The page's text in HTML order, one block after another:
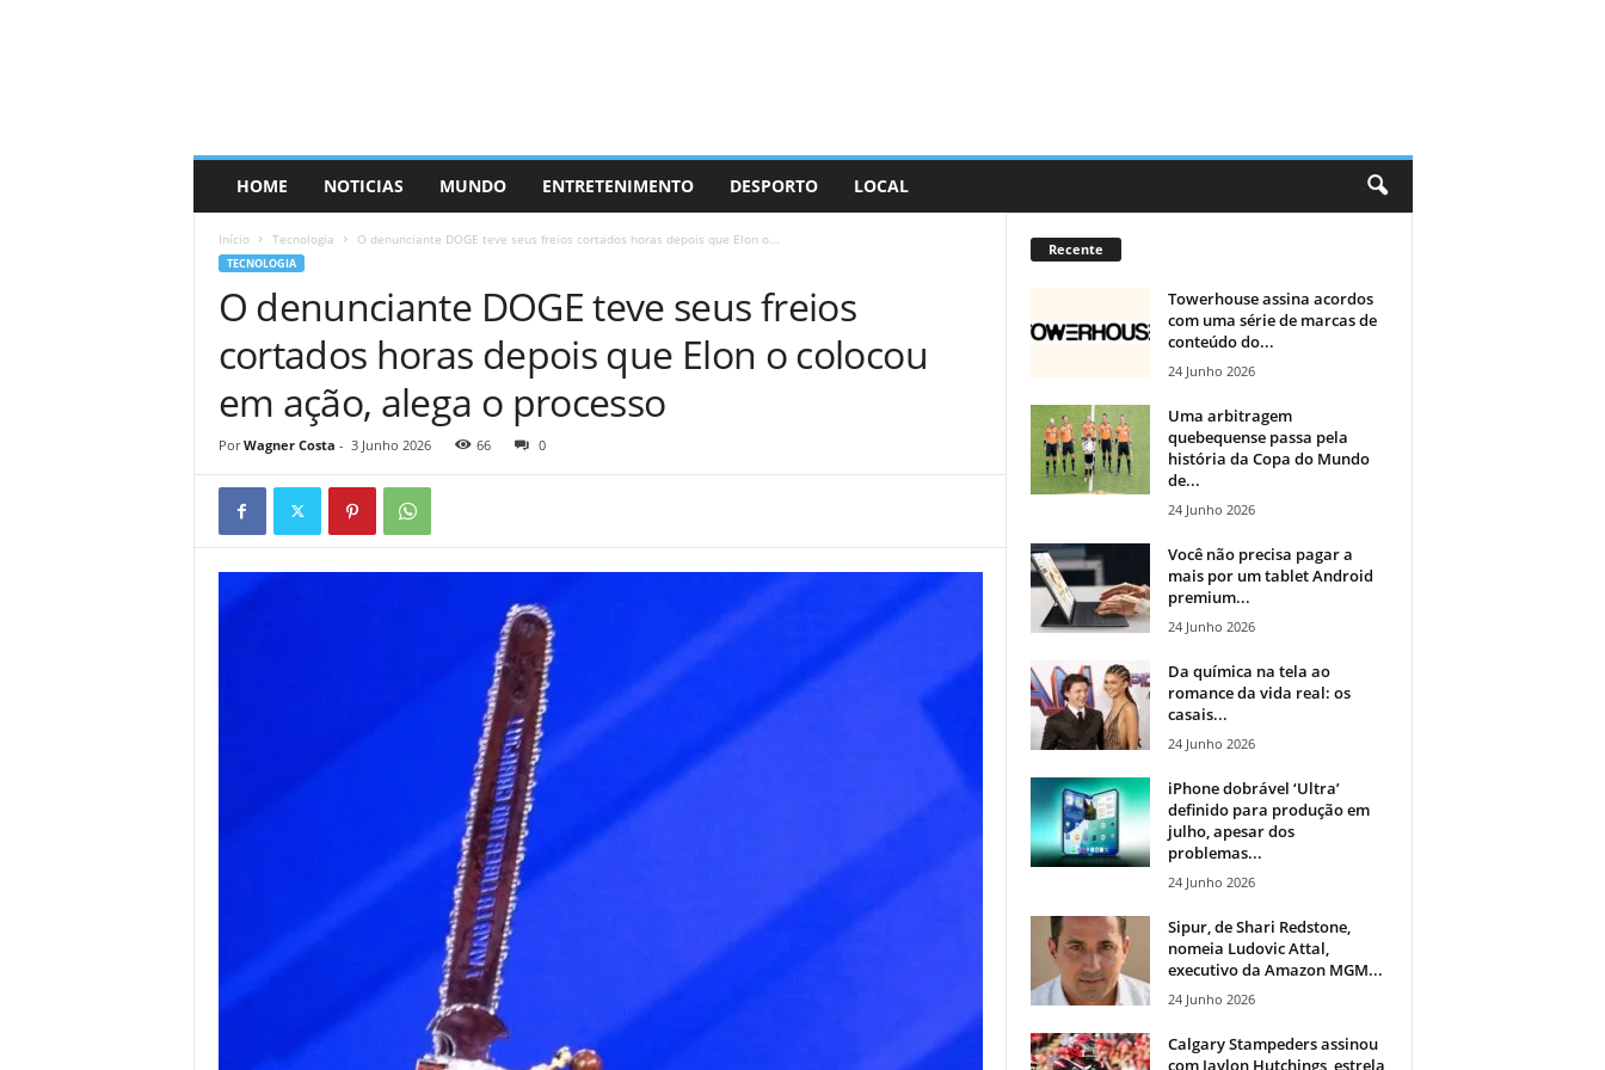
HOME NOTICIAS MUNDO ENTRETENIMENTO DESPORTO LOCAL
Início Tecnologia O denunciante DOGE teve seus freios cortados horas depois que Elon o...
TECNOLOGIA
O denunciante DOGE teve seus freios
cortados horas depois que Elon o colocou
em ação, alega o processo
Por Wagner Costa - 3 Junho 2026 66 0
Recente
Towerhouse assina acordos
com uma série de marcas de
conteúdo do...
24 Junho 2026
Uma arbitragem
quebequense passa pela
história da Copa do Mundo
de...
24 Junho 2026
Você não precisa pagar a
mais por um tablet Android
premium...
24 Junho 2026
Da química na tela ao
romance da vida real: os
casais...
24 Junho 2026
iPhone dobrável ‘Ultra’
definido para produção em
julho, apesar dos
problemas...
24 Junho 2026
Sipur, de Shari Redstone,
nomeia Ludovic Attal,
executivo da Amazon MGM...
24 Junho 2026
Calgary Stampeders assinou
com Jaylon Hutchings, estrela